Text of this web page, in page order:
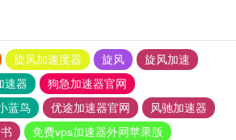
旋风加速度器 旋风
旋风加速
速器
狗急加速器官网
蓝鸟 优途加速器官网
风驰加速器
免费vps加速器外网苹果版